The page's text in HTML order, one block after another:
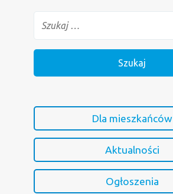
Dla mieszkańców
Aktualności
Ogłoszenia